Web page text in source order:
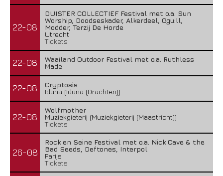
22-08
DUISTER COLLECTIEF Festival met o.a. Sun
Worship, Doodseskader, Alkerdeel, Ggu:ll,
Modder, Terzij De Horde
Utrecht
Tickets
22-08
Waailand Outdoor Festival met o.a. Ruthless
Made
22-08
Cryptosis
Iduna (Iduna (Drachten))
22-08
Wolfmother
Muziekgieterij (Muziekgieterij (Maastricht))
Tickets
26-08
Rock en Seine Festival met o.a. Nick Cave & the
Bad Seeds, Deftones, Interpol
Parijs
Tickets